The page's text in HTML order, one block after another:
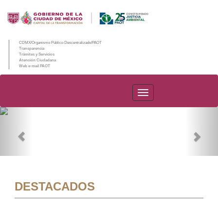
CDMX/Organismo Público Descentralizado/PAOT
Transparencia
Trámites y Servicios
Atención Ciudadana
Web e-mail PAOT
PAOT
DESTACADOS